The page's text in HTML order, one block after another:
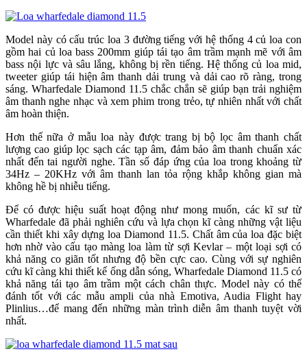
Model này có cấu trúc loa 3 đường tiếng với hệ thống 4 củ loa con
gồm hai củ loa bass 200mm giúp tái tạo âm trầm mạnh mẽ với âm
bass nội lực và sâu lắng, không bị rền tiếng. Hệ thống củ loa mid,
tweeter giúp tái hiện âm thanh dải trung và dải cao rõ ràng, trong
sáng. Wharfedale Diamond 11.5 chắc chắn sẽ giúp bạn trải nghiệm
âm thanh nghe nhạc và xem phim trong trẻo, tự nhiên nhất với chất
âm hoàn thiện.
Hơn thế nữa ở mẫu loa này được trang bị bộ lọc âm thanh chất
lượng cao giúp lọc sạch các tạp âm, đảm bảo âm thanh chuẩn xác
nhất đến tai người nghe. Tần số đáp ứng của loa trong khoảng từ
34Hz – 20KHz với âm thanh lan tỏa rộng khắp không gian mà
không hề bị nhiễu tiếng.
Để có được hiệu suất hoạt động như mong muốn, các kĩ sư từ
Wharfedale đã phải nghiên cứu và lựa chọn kĩ càng những vật liệu
cần thiết khi xây dựng loa Diamond 11.5. Chất âm của loa đặc biệt
hơn nhờ vào cấu tạo màng loa làm từ sợi Kevlar – một loại sợi có
khả năng co giãn tốt nhưng độ bền cực cao. Cùng với sự nghiên
cứu kĩ càng khi thiết kế ống dẫn sóng, Wharfedale Diamond 11.5 có
khả năng tái tạo âm trầm một cách chân thực. Model này có thể
đánh tốt với các mẫu ampli của nhà Emotiva, Audia Flight hay
Plinlius…để mang đến những màn trình diễn âm thanh tuyệt vời
nhất.